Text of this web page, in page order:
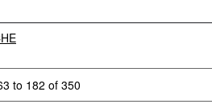
to 182 of 350